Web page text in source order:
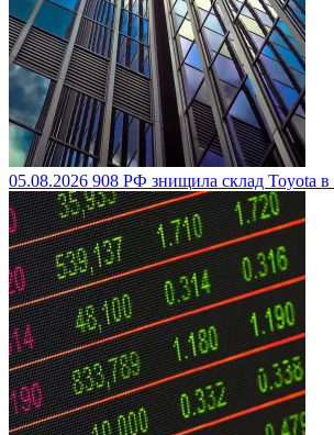
05.08.2026 908 РФ знищила склад Toyota в